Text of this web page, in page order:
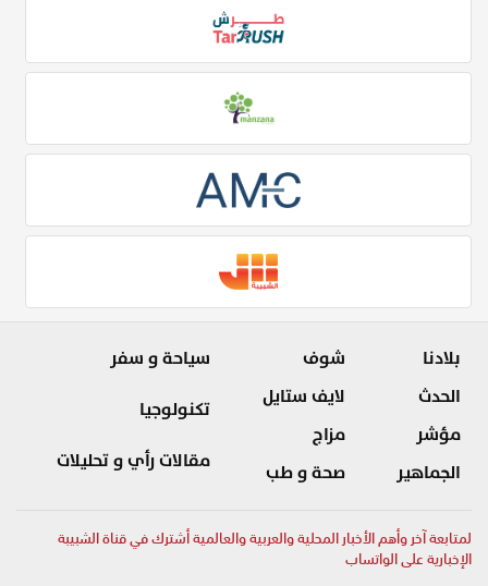
بلادنا
الحدث
مؤشر
الجماهير
شوف
لايف ستايل
مزاج
صحة و طب
سياحة و سفر
تكنولوجيا
مقالات رأي و تحليلات
لمتابعة آخر وأهم الأخبار المحلية والعربية والعالمية أشترك في قناة الشبيبة
الإخبارية على الواتساب